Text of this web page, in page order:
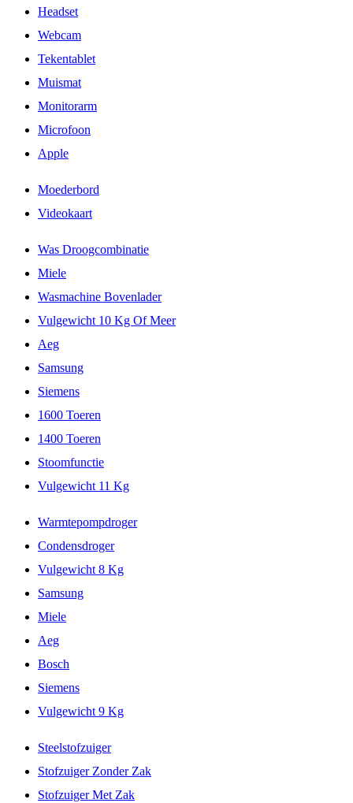
Headset
Webcam
Tekentablet
Muismat
Monitorarm
Microfoon
Apple
Moederbord
Videokaart
Was Droogcombinatie
Miele
Wasmachine Bovenlader
Vulgewicht 10 Kg Of Meer
Aeg
Samsung
Siemens
1600 Toeren
1400 Toeren
Stoomfunctie
Vulgewicht 11 Kg
Warmtepompdroger
Condensdroger
Vulgewicht 8 Kg
Samsung
Miele
Aeg
Bosch
Siemens
Vulgewicht 9 Kg
Steelstofzuiger
Stofzuiger Zonder Zak
Stofzuiger Met Zak